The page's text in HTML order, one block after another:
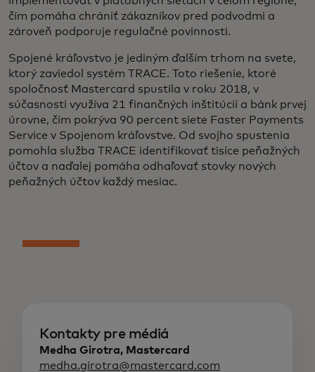
čím pomáha chrániť zákazníkov pred podvodmi a
zároveň podporuje regulačné povinnosti.
Spojené kráľovstvo je jediným ďalším trhom na svete,
ktorý zaviedol systém TRACE. Toto riešenie, ktoré
spoločnosť Mastercard spustila v roku 2018, v
súčasnosti využíva 21 finančných inštitúcií a bánk prvej
úrovne, čím pokrýva 90 percent siete Faster Payments
Service v Spojenom kráľovstve. Od svojho spustenia
pomohla služba TRACE identifikovať tisíce peňažných
účtov a naďalej pomáha odhaľovať stovky nových
peňažných účtov každý mesiac.
Kontakty pre médiá
Medha Girotra, Mastercard
medha.girotra@mastercard.com